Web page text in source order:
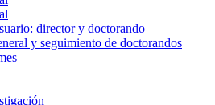
director y doctorando
y seguimiento de doctorandos